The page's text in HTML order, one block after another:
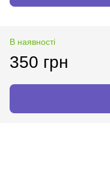
В наявності
350 грн